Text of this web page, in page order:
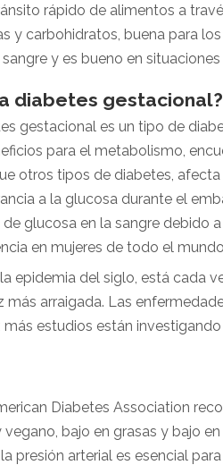
rápido de alimentos a
y carbohidratos, buena para
y es bueno en
diabetes gestacional?
gestacional es un tipo de
para el metabolismo,
otros tipos de diabetes,
a la glucosa durante el
glucosa en la sangre debido
en mujeres de todo el
epidemia del siglo, está cada
más arraigada. Las
más estudios están
Diabetes Association
bajo en grasas y bajo
presión arterial es esencial